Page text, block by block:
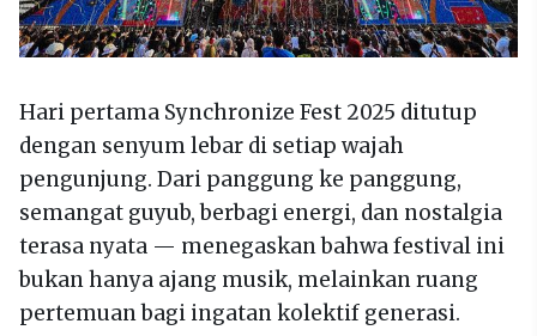
Hari pertama Synchronize Fest 2025 ditutup
dengan senyum lebar di setiap wajah
pengunjung. Dari panggung ke panggung,
semangat guyub, berbagi energi, dan nostalgia
terasa nyata — menegaskan bahwa festival ini
bukan hanya ajang musik, melainkan ruang
pertemuan bagi ingatan kolektif generasi.